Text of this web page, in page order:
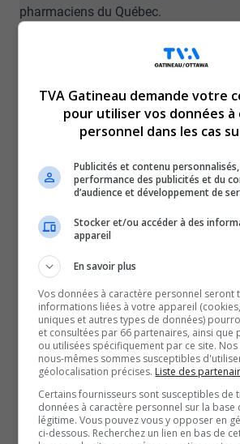
pharmaciens du Québec.
être mitigé : selon lui, les pharmacies
Boissons énergisantes.
Tous les citoyens abordés à ce sujet
d’accord avec cette recommandation
décision de Familiprix, même si
vente de boissons énergisantes ne
que pour les mineurs.
D’ailleurs, un député de Québec
TVA Gatineau demande votre
pour utiliser vos données à
personnel dans les cas
Publicités et contenu
performance des publicités et du
d’audience et développement de
Stocker et/ou accéder à des
appareil
En savoir plus
Vos données à caractère personnel seront
informations liées à votre appareil
uniques et autres types de données)
et consultées par 66 partenaires, ainsi que
ou utilisées spécifiquement par ce site.
nous-mêmes sommes susceptibles
géolocalisation précises. Liste des
Certains fournisseurs sont susceptibles de
données à caractère personnel sur la base
légitime. Vous pouvez vous y opposer en
ci-dessous. Recherchez un lien en bas de